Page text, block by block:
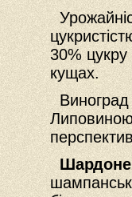
30% цукру
кущах.
Виноград
Липовиною